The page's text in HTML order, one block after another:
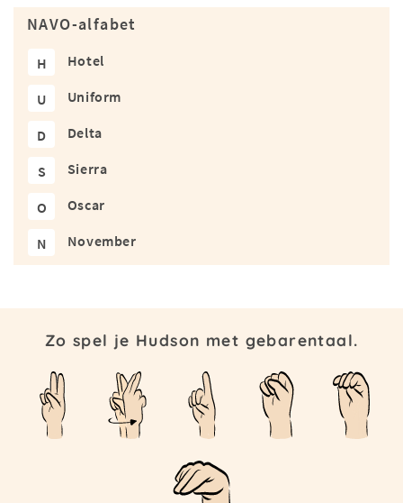
NAVO-alfabet
H Hotel
U Uniform
D Delta
S Sierra
O Oscar
N November
Zo spel je Hudson met gebarentaal.